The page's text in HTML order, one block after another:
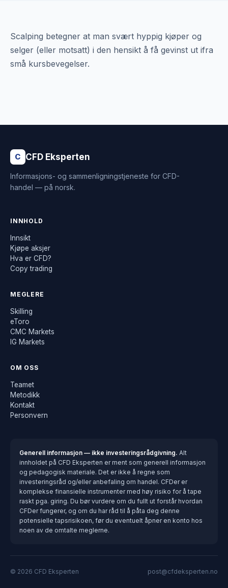
Scalping betegner at man svært hyppig kjøper og
selger (eller motsatt) i den hensikt å få gevinst ut ifra
små kursbevegelser.
C CFD Eksperten
Informasjons- og sammenligningstjeneste for CFD-
handel — på norsk.
INNHOLD
Innsikt
Kjøpe aksjer
Hva er CFD?
Copy trading
MEGLERE
Skilling
eToro
CMC Markets
IG Markets
OM OSS
Teamet
Metodikk
Kontakt
Personvern
Generell informasjon — ikke investeringsrådgivning. Alt
innholdet på CFD Eksperten er ment som generell informasjon
og pedagogisk materiale. Det er ikke å regne som
investeringsråd og/eller anbefaling om handel. CFDer er
komplekse finansielle instrumenter med høy risiko for å tape
raskt pga. giring. Du bør vurdere om du fullt ut forstår hvordan
CFDer fungerer, og om du har råd til å påta deg denne
potensielle tapsrisikoen, før du eventuelt åpner en konto hos
noen av de omtalte meglerne.
© 2026 CFD Eksperten post@cfdeksperten.no